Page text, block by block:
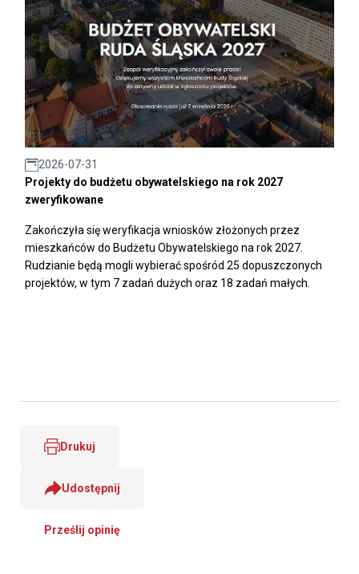
2026-07-31
Projekty do budżetu obywatelskiego na rok 2027
zweryfikowane
Zakończyła się weryfikacja wniosków złożonych przez
mieszkańców do Budżetu Obywatelskiego na rok 2027.
Rudzianie będą mogli wybierać spośród 25 dopuszczonych
projektów, w tym 7 zadań dużych oraz 18 zadań małych.
Drukuj
Udostępnij
Prześlij opinię